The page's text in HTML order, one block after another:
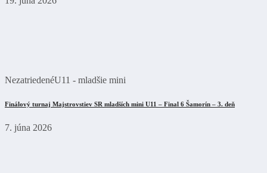
NezatriedenéU11 - mladšie mini
Finálový turnaj Majstrovstiev SR mladších mini U11 – Final 6 Šamorín – 3. deň
7. júna 2026